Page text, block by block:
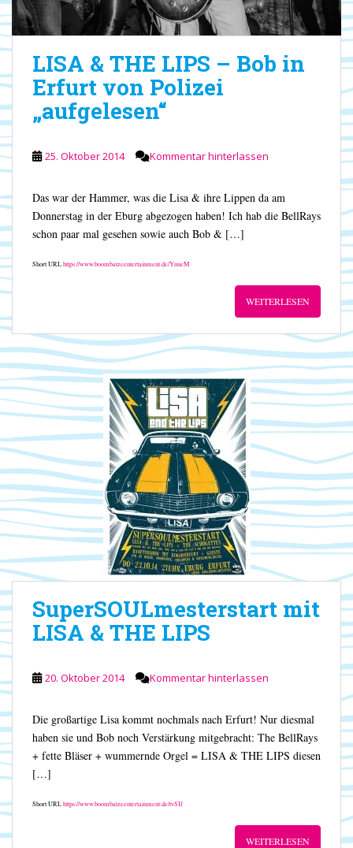
LISA & THE LIPS – Bob in
Erfurt von Polizei
„aufgelesen“
25. Oktober 2014 Kommentar hinterlassen
Das war der Hammer, was die Lisa & ihre Lippen da am
Donnerstag in der Eburg abgezogen haben! Ich hab die BellRays
schon paar mal gesehen sowie auch Bob & […]
Short URLhttps://www.boombatzeentertainment.de/YnueM
WEITERLESEN
SuperSOULmesterstart mit
LISA & THE LIPS
20. Oktober 2014 Kommentar hinterlassen
Die großartige Lisa kommt nochmals nach Erfurt! Nur diesmal
haben sie und Bob noch Verstärkung mitgebracht: The BellRays
+ fette Bläser + wummernde Orgel = LISA & THE LIPS diesen
[…]
Short URLhttps://www.boombatzeentertainment.de/tvSIf
WEITERLESEN